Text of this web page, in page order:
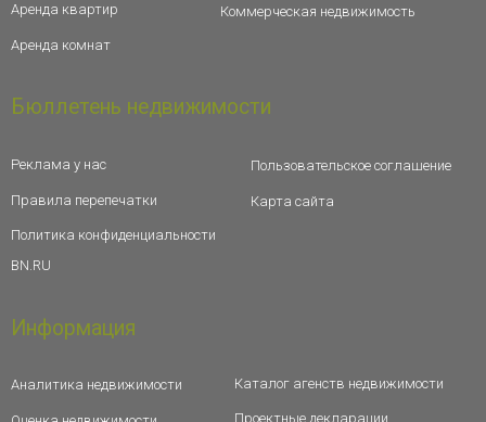
Аренда квартир
Аренда комнат
Коммерческая недвижимость
Бюллетень недвижимости
Реклама у нас
Правила перепечатки
Политика конфиденциальности
BN.RU
Пользовательское соглашение
Карта сайта
Информация
Аналитика недвижимости Каталог агенств недвижимости
Проектные декларации